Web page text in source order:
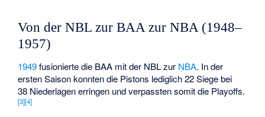
Von der NBL zur BAA zur NBA (1948–
1957)
1949fusionierte die BAA mit der NBL zur NBA. In der
ersten Saison konnten die Pistons lediglich 22 Siege bei
38 Niederlagen erringen und verpassten somit die Playoffs.
[3][4]